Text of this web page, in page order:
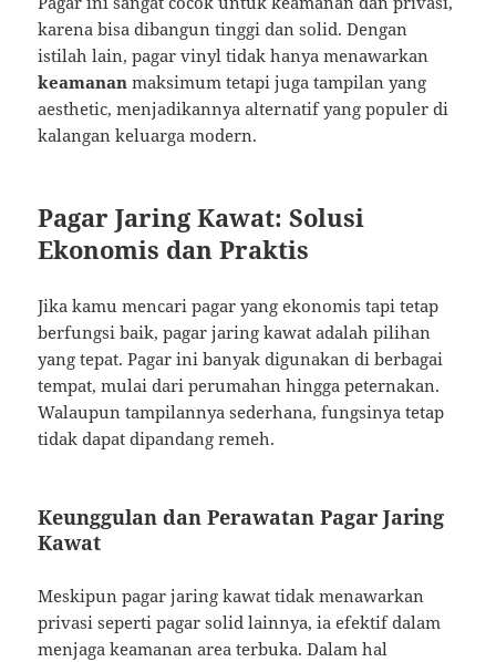
karena bisa dibangun tinggi dan solid. Dengan
istilah lain, pagar vinyl tidak hanya menawarkan
keamanan maksimum tetapi juga tampilan yang
aesthetic, menjadikannya alternatif yang populer di
kalangan keluarga modern.
Pagar Jaring Kawat: Solusi
Ekonomis dan Praktis
Jika kamu mencari pagar yang ekonomis tapi tetap
berfungsi baik, pagar jaring kawat adalah pilihan
yang tepat. Pagar ini banyak digunakan di berbagai
tempat, mulai dari perumahan hingga peternakan.
Walaupun tampilannya sederhana, fungsinya tetap
tidak dapat dipandang remeh.
Keunggulan dan Perawatan Pagar Jaring
Kawat
Meskipun pagar jaring kawat tidak menawarkan
privasi seperti pagar solid lainnya, ia efektif dalam
menjaga keamanan area terbuka. Dalam hal